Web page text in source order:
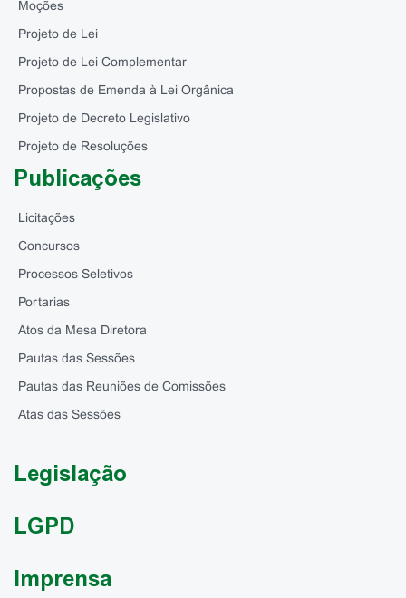
Moções
Projeto de Lei
Projeto de Lei Complementar
Propostas de Emenda à Lei Orgânica
Projeto de Decreto Legislativo
Projeto de Resoluções
Publicações
Licitações
Concursos
Processos Seletivos
Portarias
Atos da Mesa Diretora
Pautas das Sessões
Pautas das Reuniões de Comissões
Atas das Sessões
Legislação
LGPD
Imprensa